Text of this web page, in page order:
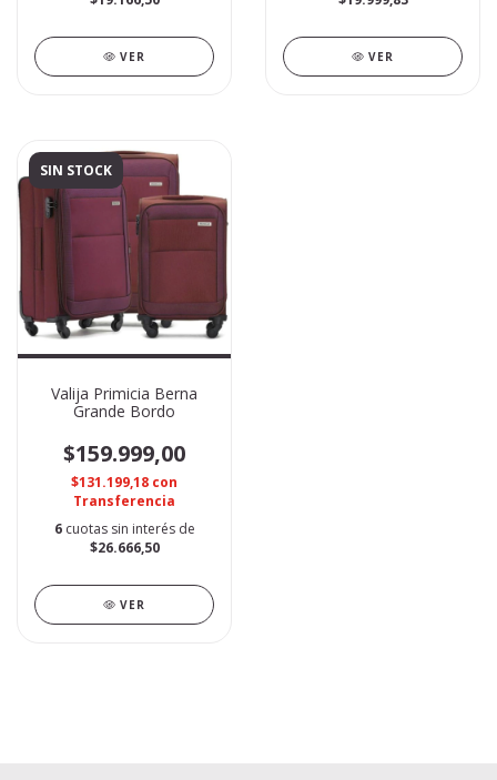
VER VER
SIN STOCK
Valija Primicia Berna
Grande Bordo
$159.999,00
$131.199,18 con
Transferencia
6 cuotas sin interés de
$26.666,50
VER